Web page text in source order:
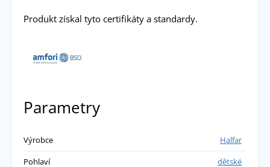
Produkt získal tyto certifikáty a standardy.
Parametry
Výrobce
Halfar
Pohlaví
dětské